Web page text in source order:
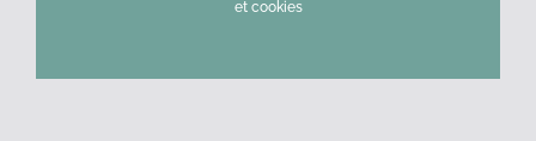
et cookies